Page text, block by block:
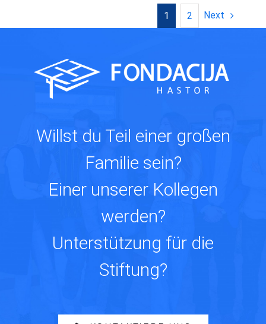
1 2 Next
Willst du Teil einer großen
Familie sein?
Einer unserer Kollegen
werden?
Unterstützung für die
Stiftung?